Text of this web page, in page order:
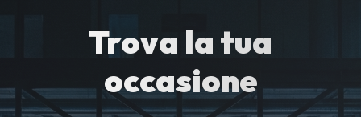
Trova la tua
occasione